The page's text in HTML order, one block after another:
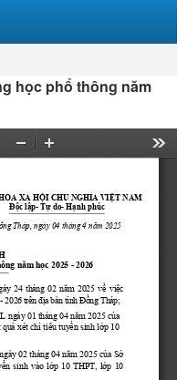
học phổ thông năm